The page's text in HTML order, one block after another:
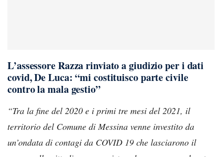
L’assessore Razza rinviato a giudizio per i dati
covid, De Luca: “mi costituisco parte civile
contro la mala gestio”
“Tra la fine del 2020 e i primi tre mesi del 2021, il
territorio del Comune di Messina venne investito da
un’ondata di contagi da COVID 19 che lasciarono il